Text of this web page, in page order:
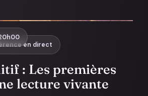
en direct
: Les premières
lecture vivante